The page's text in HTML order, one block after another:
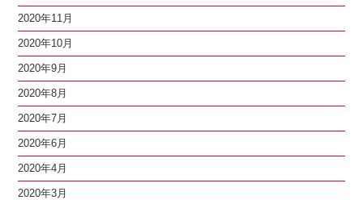
2020年11月
2020年10月
2020年9月
2020年8月
2020年7月
2020年6月
2020年4月
2020年3月